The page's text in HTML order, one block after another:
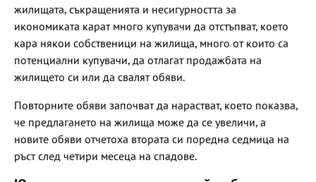
жилищата, съкращенията и несигурността за
икономиката карат много купувачи да отстъпват, което
кара някои собственици на жилища, много от които са
потенциални купувачи, да отлагат продажбата на
жилището си или да свалят обяви.
Повторните обяви започват да нарастват, което показва,
че предлагането на жилища може да се увеличи, а
новите обяви отчетоха втората си поредна седмица на
ръст след четири месеца на спадове.